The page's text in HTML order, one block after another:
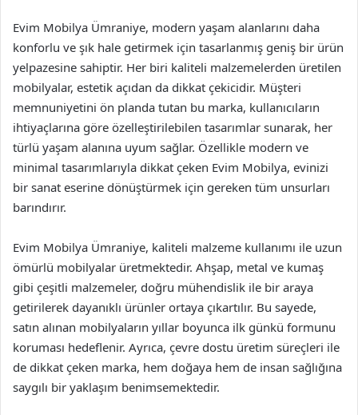
Evim Mobilya Ümraniye, modern yaşam alanlarını daha
konforlu ve şık hale getirmek için tasarlanmış geniş bir ürün
yelpazesine sahiptir. Her biri kaliteli malzemelerden üretilen
mobilyalar, estetik açıdan da dikkat çekicidir. Müşteri
memnuniyetini ön planda tutan bu marka, kullanıcıların
ihtiyaçlarına göre özelleştirilebilen tasarımlar sunarak, her
türlü yaşam alanına uyum sağlar. Özellikle modern ve
minimal tasarımlarıyla dikkat çeken Evim Mobilya, evinizi
bir sanat eserine dönüştürmek için gereken tüm unsurları
barındırır.
Evim Mobilya Ümraniye, kaliteli malzeme kullanımı ile uzun
ömürlü mobilyalar üretmektedir. Ahşap, metal ve kumaş
gibi çeşitli malzemeler, doğru mühendislik ile bir araya
getirilerek dayanıklı ürünler ortaya çıkartılır. Bu sayede,
satın alınan mobilyaların yıllar boyunca ilk günkü formunu
koruması hedeflenir. Ayrıca, çevre dostu üretim süreçleri ile
de dikkat çeken marka, hem doğaya hem de insan sağlığına
saygılı bir yaklaşım benimsemektedir.